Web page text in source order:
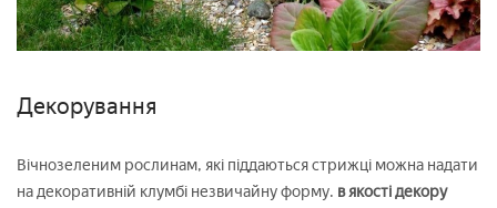
Декорування
Вічнозеленим рослинам, які піддаються стрижці можна надати
на декоративній клумбі незвичайну форму. в якості декору